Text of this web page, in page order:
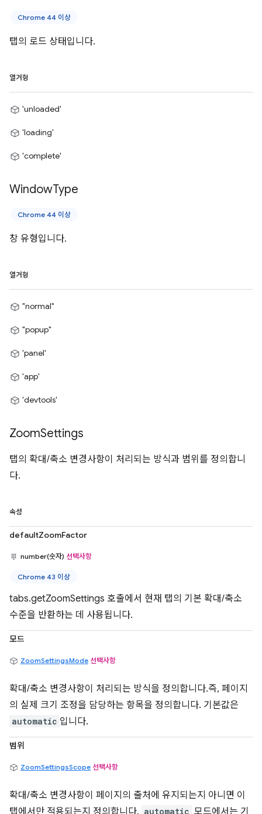
Chrome 44 이상
탭의 로드 상태입니다.
열거형
'unloaded'
'loading'
'complete'
WindowType
Chrome 44 이상
창 유형입니다.
열거형
"normal"
"popup"
'panel'
'app'
'devtools'
ZoomSettings
탭의 확대/축소 변경사항이 처리되는 방식과 범위를 정의합니
다.
속성
defaultZoomFactor
number(숫자) 선택사항
Chrome 43 이상
tabs.getZoomSettings 호출에서 현재 탭의 기본 확대/축소
수준을 반환하는 데 사용됩니다.
모드
ZoomSettingsMode 선택사항
확대/축소 변경사항이 처리되는 방식을 정의합니다.즉, 페이지
의 실제 크기 조정을 담당하는 항목을 정의합니다. 기본값은
automatic 입니다.
범위
ZoomSettingsScope 선택사항
확대/축소 변경사항이 페이지의 출처에 유지되는지 아니면 이
탭에서만 적용되는지 정의합니다. automatic 모드에서는 기